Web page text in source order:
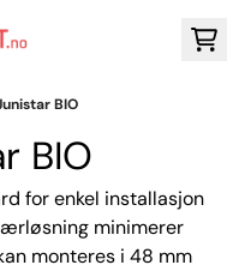
BIO
BIO
for enkel installasjon
minimerer
monteres i 48 mm